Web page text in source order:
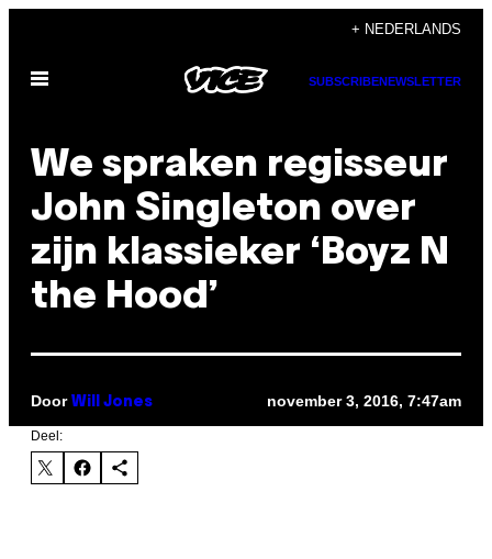
de
+ NEDERLANDS
Open
SUBSCRIBENEWSLETTER
We spraken regisseur
John Singleton over
zijn klassieker ‘Boyz N
the Hood’
Door Will Jones november 3, 2016, 7:47am
Deel: